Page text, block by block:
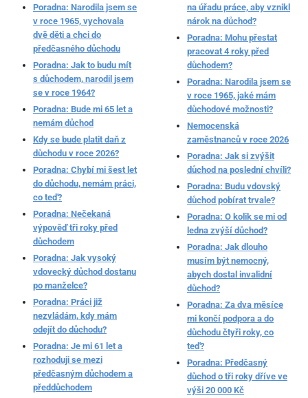
Poradna: Narodila jsem se
v roce 1965, vychovala
dvě děti a chci do
předčasného důchodu
Poradna: Jak to budu mít
s důchodem, narodil jsem
se v roce 1964?
Poradna: Bude mi 65 let a
nemám důchod
Kdy se bude platit daň z
důchodu v roce 2026?
Poradna: Chybí mi šest let
do důchodu, nemám práci,
co teď?
Poradna: Nečekaná
výpověď tři roky před
důchodem
Poradna: Jak vysoký
vdovecký důchod dostanu
po manželce?
Poradna: Práci již
nezvládám, kdy mám
odejít do důchodu?
Poradna: Je mi 61 let a
rozhoduji se mezi
předčasným důchodem a
předdůchodem
na úřadu práce, aby vznikl
nárok na důchod?
Poradna: Mohu přestat
pracovat 4 roky před
důchodem?
Poradna: Narodila jsem se
v roce 1965, jaké mám
důchodové možnosti?
Nemocenská
zaměstnanců v roce 2026
Poradna: Jak si zvýšit
důchod na poslední chvíli?
Poradna: Budu vdovský
důchod pobírat trvale?
Poradna: O kolik se mi od
ledna zvýší důchod?
Poradna: Jak dlouho
musím být nemocný,
abych dostal invalidní
důchod?
Poradna: Za dva měsíce
mi končí podpora a do
důchodu čtyři roky, co
teď?
Poradna: Předčasný
důchod o tři roky dříve ve
výši 20 000 Kč